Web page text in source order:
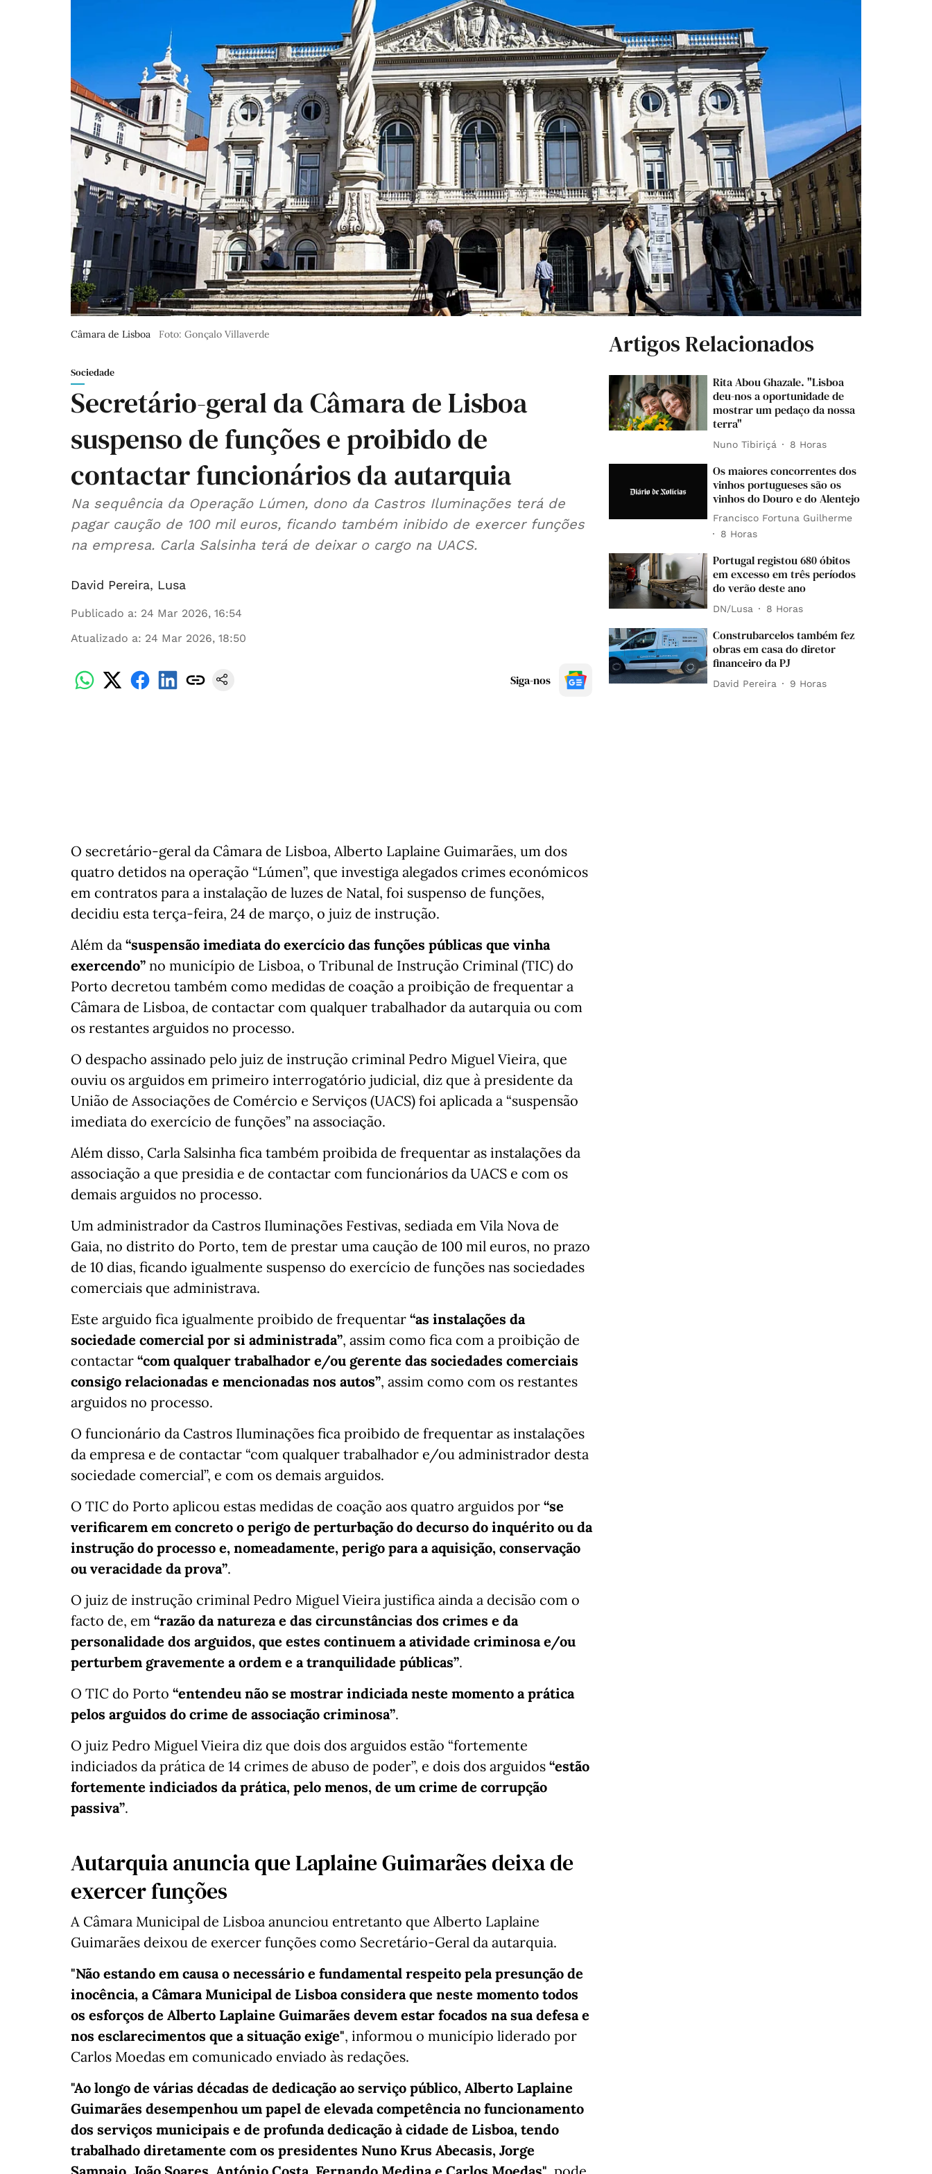
Câmara de Lisboa Foto: Gonçalo Villaverde
Sociedade
Secretário-geral da Câmara de Lisboa
suspenso de funções e proibido de
contactar funcionários da autarquia
Na sequência da Operação Lúmen, dono da Castros Iluminações terá de
pagar caução de 100 mil euros, ficando também inibido de exercer funções
na empresa. Carla Salsinha terá de deixar o cargo na UACS.
David Pereira, Lusa
Publicado a: 24 Mar 2026, 16:54
Atualizado a: 24 Mar 2026, 18:50
Siga-nos
O secretário-geral da Câmara de Lisboa, Alberto Laplaine Guimarães, um dos
quatro detidos na operação “Lúmen”, que investiga alegados crimes económicos
em contratos para a instalação de luzes de Natal, foi suspenso de funções,
decidiu esta terça-feira, 24 de março, o juiz de instrução.
Além da “suspensão imediata do exercício das funções públicas que vinha
exercendo” no município de Lisboa, o Tribunal de Instrução Criminal (TIC) do
Porto decretou também como medidas de coação a proibição de frequentar a
Câmara de Lisboa, de contactar com qualquer trabalhador da autarquia ou com
os restantes arguidos no processo.
O despacho assinado pelo juiz de instrução criminal Pedro Miguel Vieira, que
ouviu os arguidos em primeiro interrogatório judicial, diz que à presidente da
União de Associações de Comércio e Serviços (UACS) foi aplicada a “suspensão
imediata do exercício de funções” na associação.
Além disso, Carla Salsinha fica também proibida de frequentar as instalações da
associação a que presidia e de contactar com funcionários da UACS e com os
demais arguidos no processo.
Um administrador da Castros Iluminações Festivas, sediada em Vila Nova de
Gaia, no distrito do Porto, tem de prestar uma caução de 100 mil euros, no prazo
de 10 dias, ficando igualmente suspenso do exercício de funções nas sociedades
comerciais que administrava.
Este arguido fica igualmente proibido de frequentar “as instalações da
sociedade comercial por si administrada”, assim como fica com a proibição de
contactar “com qualquer trabalhador e/ou gerente das sociedades comerciais
consigo relacionadas e mencionadas nos autos”, assim como com os restantes
arguidos no processo.
O funcionário da Castros Iluminações fica proibido de frequentar as instalações
da empresa e de contactar “com qualquer trabalhador e/ou administrador desta
sociedade comercial”, e com os demais arguidos.
O TIC do Porto aplicou estas medidas de coação aos quatro arguidos por “se
verificarem em concreto o perigo de perturbação do decurso do inquérito ou da
instrução do processo e, nomeadamente, perigo para a aquisição, conservação
ou veracidade da prova”.
O juiz de instrução criminal Pedro Miguel Vieira justifica ainda a decisão com o
facto de, em “razão da natureza e das circunstâncias dos crimes e da
personalidade dos arguidos, que estes continuem a atividade criminosa e/ou
perturbem gravemente a ordem e a tranquilidade públicas”.
O TIC do Porto “entendeu não se mostrar indiciada neste momento a prática
pelos arguidos do crime de associação criminosa”.
O juiz Pedro Miguel Vieira diz que dois dos arguidos estão “fortemente
indiciados da prática de 14 crimes de abuso de poder”, e dois dos arguidos “estão
fortemente indiciados da prática, pelo menos, de um crime de corrupção
passiva”.
Autarquia anuncia que Laplaine Guimarães deixa de
exercer funções
A Câmara Municipal de Lisboa anunciou entretanto que Alberto Laplaine
Guimarães deixou de exercer funções como Secretário-Geral da autarquia.
"Não estando em causa o necessário e fundamental respeito pela presunção de
inocência, a Câmara Municipal de Lisboa considera que neste momento todos
os esforços de Alberto Laplaine Guimarães devem estar focados na sua defesa e
nos esclarecimentos que a situação exige", informou o município liderado por
Carlos Moedas em comunicado enviado às redações.
"Ao longo de várias décadas de dedicação ao serviço público, Alberto Laplaine
Guimarães desempenhou um papel de elevada competência no funcionamento
dos serviços municipais e de profunda dedicação à cidade de Lisboa, tendo
trabalhado diretamente com os presidentes Nuno Krus Abecasis, Jorge
Artigos Relacionados
Rita Abou Ghazale. "Lisboa
deu-nos a oportunidade de
mostrar um pedaço da nossa
terra"
Nuno Tibiriçá 8 Horas
Os maiores concorrentes dos
vinhos portugueses são os
vinhos do Douro e do Alentejo
Francisco Fortuna Guilherme
8 Horas
Portugal registou 680 óbitos
em excesso em três períodos
do verão deste ano
DN/Lusa 8 Horas
Construbarcelos também fez
obras em casa do diretor
financeiro da PJ
David Pereira 9 Horas